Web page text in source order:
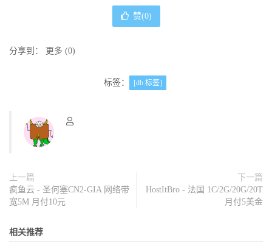
赞(0)
分享到： 更多 (0)
标签： [db:标签]
上一篇
疯鱼云 - 圣何塞CN2-GIA 网络带
宽5M 月付10元
下一篇
HostItBro - 法国 1C/2G/20G/20T
月付5美金
相关推荐